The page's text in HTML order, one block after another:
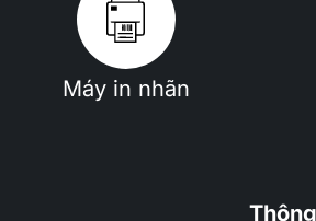
Máy in nhãn